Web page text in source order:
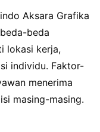
Aksara Grafika
beda
lokasi kerja,
individu. Faktor-
menerima
masing-masing.